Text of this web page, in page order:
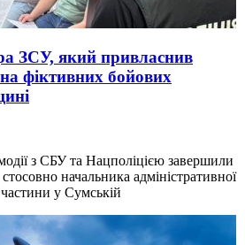
ЗСУ, який привласнив
фіктивних бойових
з СБУ та Нацполіцією завершили
начальника адміністративної
у Сумській